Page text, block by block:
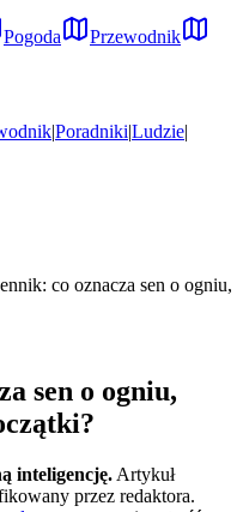
Pogoda
Przewodnik
|Poradniki|Ludzie|
co oznacza sen o ogniu,
sen o ogniu,
inteligencję. Artykuł
przez redaktora.